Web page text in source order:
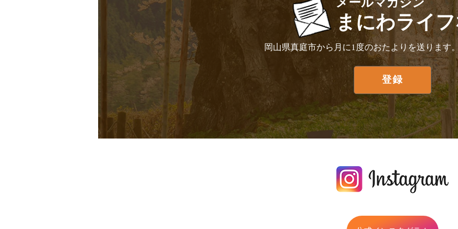
まにわライ
岡山県真庭市から月に1度のおたよりを送ります